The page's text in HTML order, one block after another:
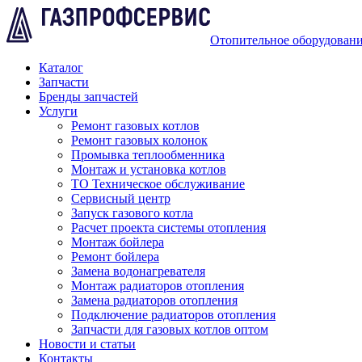
Отопительное
Каталог
Запчасти
Бренды запчастей
Услуги
Ремонт газовых котлов
Ремонт газовых колонок
Промывка теплообменника
Монтаж и установка котлов
ТО Техническое обслуживание
Сервисный центр
Запуск газового котла
Расчет проекта системы отопления
Монтаж бойлера
Ремонт бойлера
Замена водонагревателя
Монтаж радиаторов отопления
Замена радиаторов отопления
Подключение радиаторов отопления
Запчасти для газовых котлов оптом
Новости и статьи
Контакты